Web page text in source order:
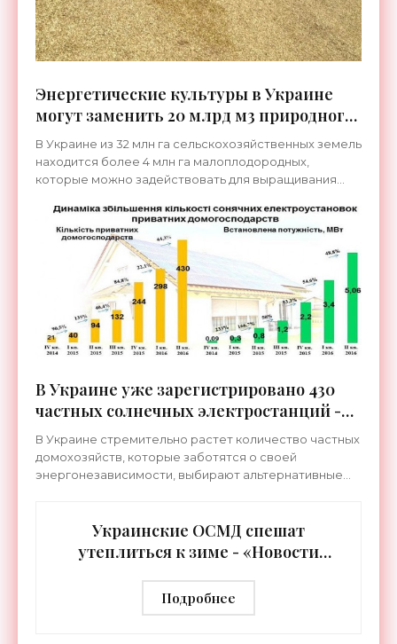
Энергетические культуры в Украине
могут заменить 20 млрд м3 природного
газа - «Новости Электроники»
В Украине из 32 млн га сельскохозяйственных земель
находится более 4 млн га малоплодородных,
которые можно задействовать для выращивания
являются
В Украине уже зарегистрировано 430
частных солнечных электростанций -
«Новости Электроники»
В Украине стремительно растет количество частных
домохозяйств, которые заботятся о своей
энергонезависимости, выбирают альтернативные
Украинские ОСМД спешат
утеплиться к зиме - «Новости
Подробнее